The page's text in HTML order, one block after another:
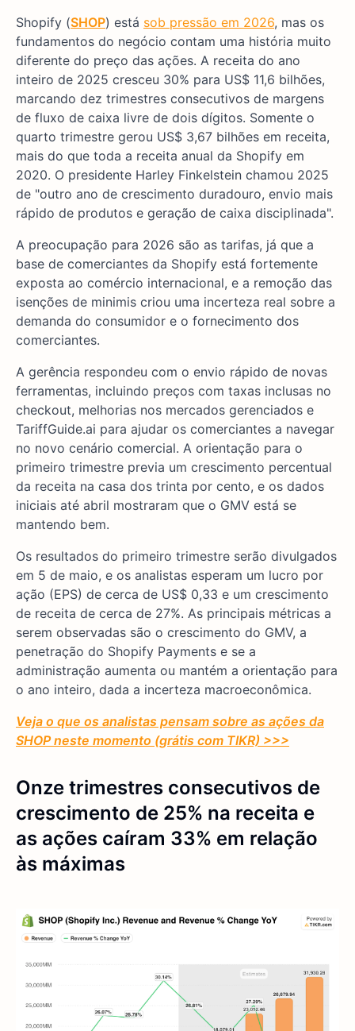
Shopify (SHOP) está sob pressão em 2026, mas os
fundamentos do negócio contam uma história muito
diferente do preço das ações. A receita do ano
inteiro de 2025 cresceu 30% para US$ 11,6 bilhões,
marcando dez trimestres consecutivos de margens
de fluxo de caixa livre de dois dígitos. Somente o
quarto trimestre gerou US$ 3,67 bilhões em receita,
mais do que toda a receita anual da Shopify em
2020. O presidente Harley Finkelstein chamou 2025
de "outro ano de crescimento duradouro, envio mais
rápido de produtos e geração de caixa disciplinada".
A preocupação para 2026 são as tarifas, já que a
base de comerciantes da Shopify está fortemente
exposta ao comércio internacional, e a remoção das
isenções de minimis criou uma incerteza real sobre a
demanda do consumidor e o fornecimento dos
comerciantes.
A gerência respondeu com o envio rápido de novas
ferramentas, incluindo preços com taxas inclusas no
checkout, melhorias nos mercados gerenciados e
TariffGuide.ai para ajudar os comerciantes a navegar
no novo cenário comercial. A orientação para o
primeiro trimestre previa um crescimento percentual
da receita na casa dos trinta por cento, e os dados
iniciais até abril mostraram que o GMV está se
mantendo bem.
Os resultados do primeiro trimestre serão divulgados
em 5 de maio, e os analistas esperam um lucro por
ação (EPS) de cerca de US$ 0,33 e um crescimento
de receita de cerca de 27%. As principais métricas a
serem observadas são o crescimento do GMV, a
penetração do Shopify Payments e se a
administração aumenta ou mantém a orientação para
o ano inteiro, dada a incerteza macroeconômica.
Veja o que os analistas pensam sobre as ações da
SHOP neste momento (grátis com TIKR) >>>
Onze trimestres consecutivos de
crescimento de 25% na receita e
as ações caíram 33% em relação
às máximas